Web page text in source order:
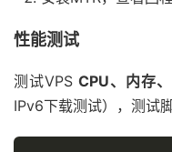
性能测试
测试VPS CPU、内存
IPv6下载测试），测试脚